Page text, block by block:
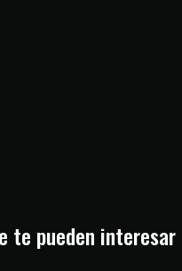
te pueden interesar